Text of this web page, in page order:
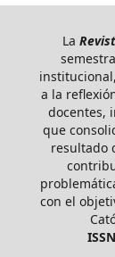
La
a la
docentes,
que
resultado
con el